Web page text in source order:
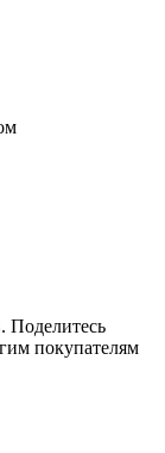
Поделитесь
покупателям